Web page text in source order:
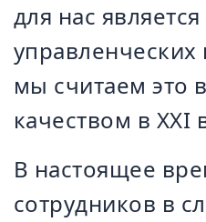
для нас
управленческих
мы считаем это
качеством в XXI
В настоящее
сотрудников в